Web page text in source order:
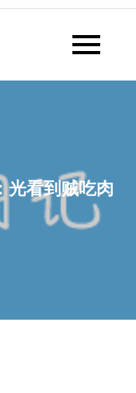
日记网每天同步更新懂懂学
看到贼吃肉